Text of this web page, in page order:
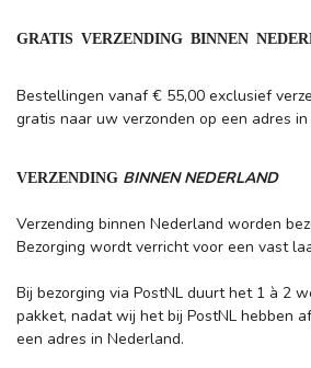
GRATIS VERZENDING BINNEN
Bestellingen vanaf € 55,00 exclusief
gratis naar uw verzonden op een adres
VERZENDING BINNEN NEDERLAND
Verzending binnen Nederland worden
Bezorging wordt verricht voor een vast
Bij bezorging via PostNL duurt het 1 à 2
pakket, nadat wij het bij PostNL hebben
een adres in Nederland.